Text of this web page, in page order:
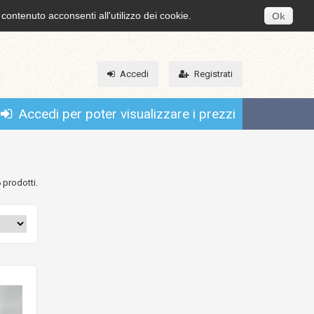
acconsenti all'utilizzo dei cookie. Ok
Accedi Registrati
Accedi per poter visualizzare i prezzi
prodotti.